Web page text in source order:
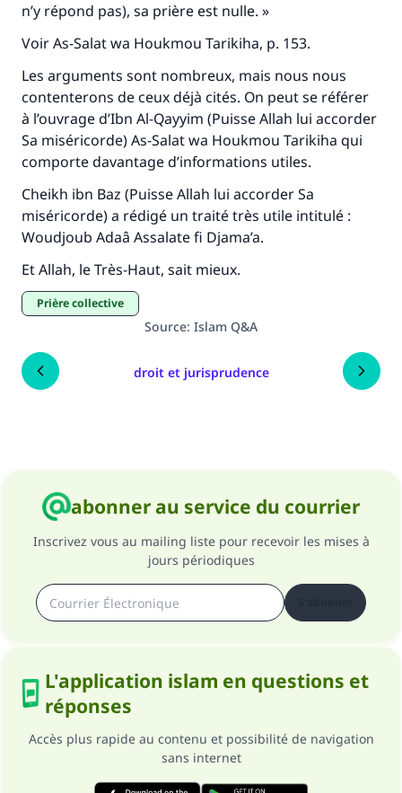
n’y répond pas), sa prière est nulle. »
VoirAs-Salat wa Houkmou Tarikiha, p. 153.
Les arguments sont nombreux, mais nous nous
contenterons de ceux déjà cités. On peut se référer
à l’ouvrage d’Ibn Al-Qayyim (Puisse Allah lui accorder
Sa miséricorde)As-Salat wa Houkmou Tarikiha qui
comporte davantage d’informations utiles.
Cheikh ibn Baz (Puisse Allah lui accorder Sa
miséricorde) a rédigé un traité très utile intitulé :
Woudjoub Adaâ Assalate fi Djama’a.
Et Allah, le Très-Haut, sait mieux.
prière collective
Source: Islam Q&A
droit et jurisprudence
abonner au service du courrier
Inscrivez vous au mailing liste pour recevoir les mises à
jours périodiques
L'application islam en questions et
réponses
Accès plus rapide au contenu et possibilité de navigation
sans internet